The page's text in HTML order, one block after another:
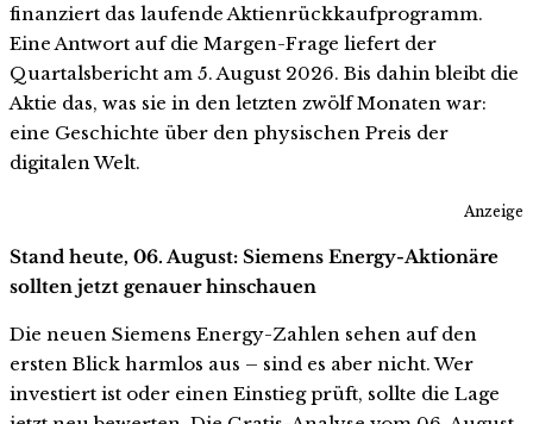
finanziert das laufende Aktienrückkaufprogramm.
Eine Antwort auf die Margen-Frage liefert der
Quartalsbericht am 5. August 2026. Bis dahin bleibt die
Aktie das, was sie in den letzten zwölf Monaten war:
eine Geschichte über den physischen Preis der
digitalen Welt.
Anzeige
Stand heute, 06. August: Siemens Energy-Aktionäre
sollten jetzt genauer hinschauen
Die neuen Siemens Energy-Zahlen sehen auf den
ersten Blick harmlos aus – sind es aber nicht. Wer
investiert ist oder einen Einstieg prüft, sollte die Lage